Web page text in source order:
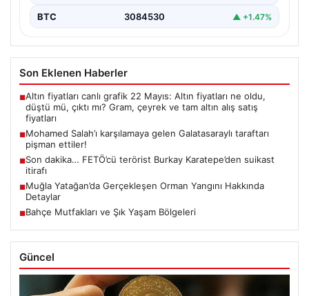
BTC 3084530 ▲ +1.47%
Son Eklenen Haberler
■Altın fiyatları canlı grafik 22 Mayıs: Altın fiyatları ne oldu,
düştü mü, çıktı mı? Gram, çeyrek ve tam altın alış satış
fiyatları
■Mohamed Salah’ı karşılamaya gelen Galatasaraylı taraftarı
pişman ettiler!
■Son dakika… FETÖ’cü terörist Burkay Karatepe’den suikast
itirafı
■Muğla Yatağan’da Gerçekleşen Orman Yangını Hakkında
Detaylar
■Bahçe Mutfakları ve Şık Yaşam Bölgeleri
Güncel